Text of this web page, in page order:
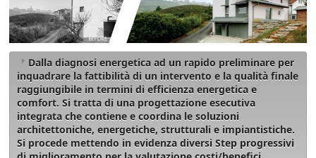
Dalla diagnosi energetica ad un rapido preliminare per
inquadrare la fattibilità di un intervento e la qualità finale
raggiungibile in termini di efficienza energetica e
comfort. Si tratta di una progettazione esecutiva
integrata che contiene e coordina le soluzioni
architettoniche, energetiche, strutturali e impiantistiche.
Si procede mettendo in evidenza diversi Step progressivi